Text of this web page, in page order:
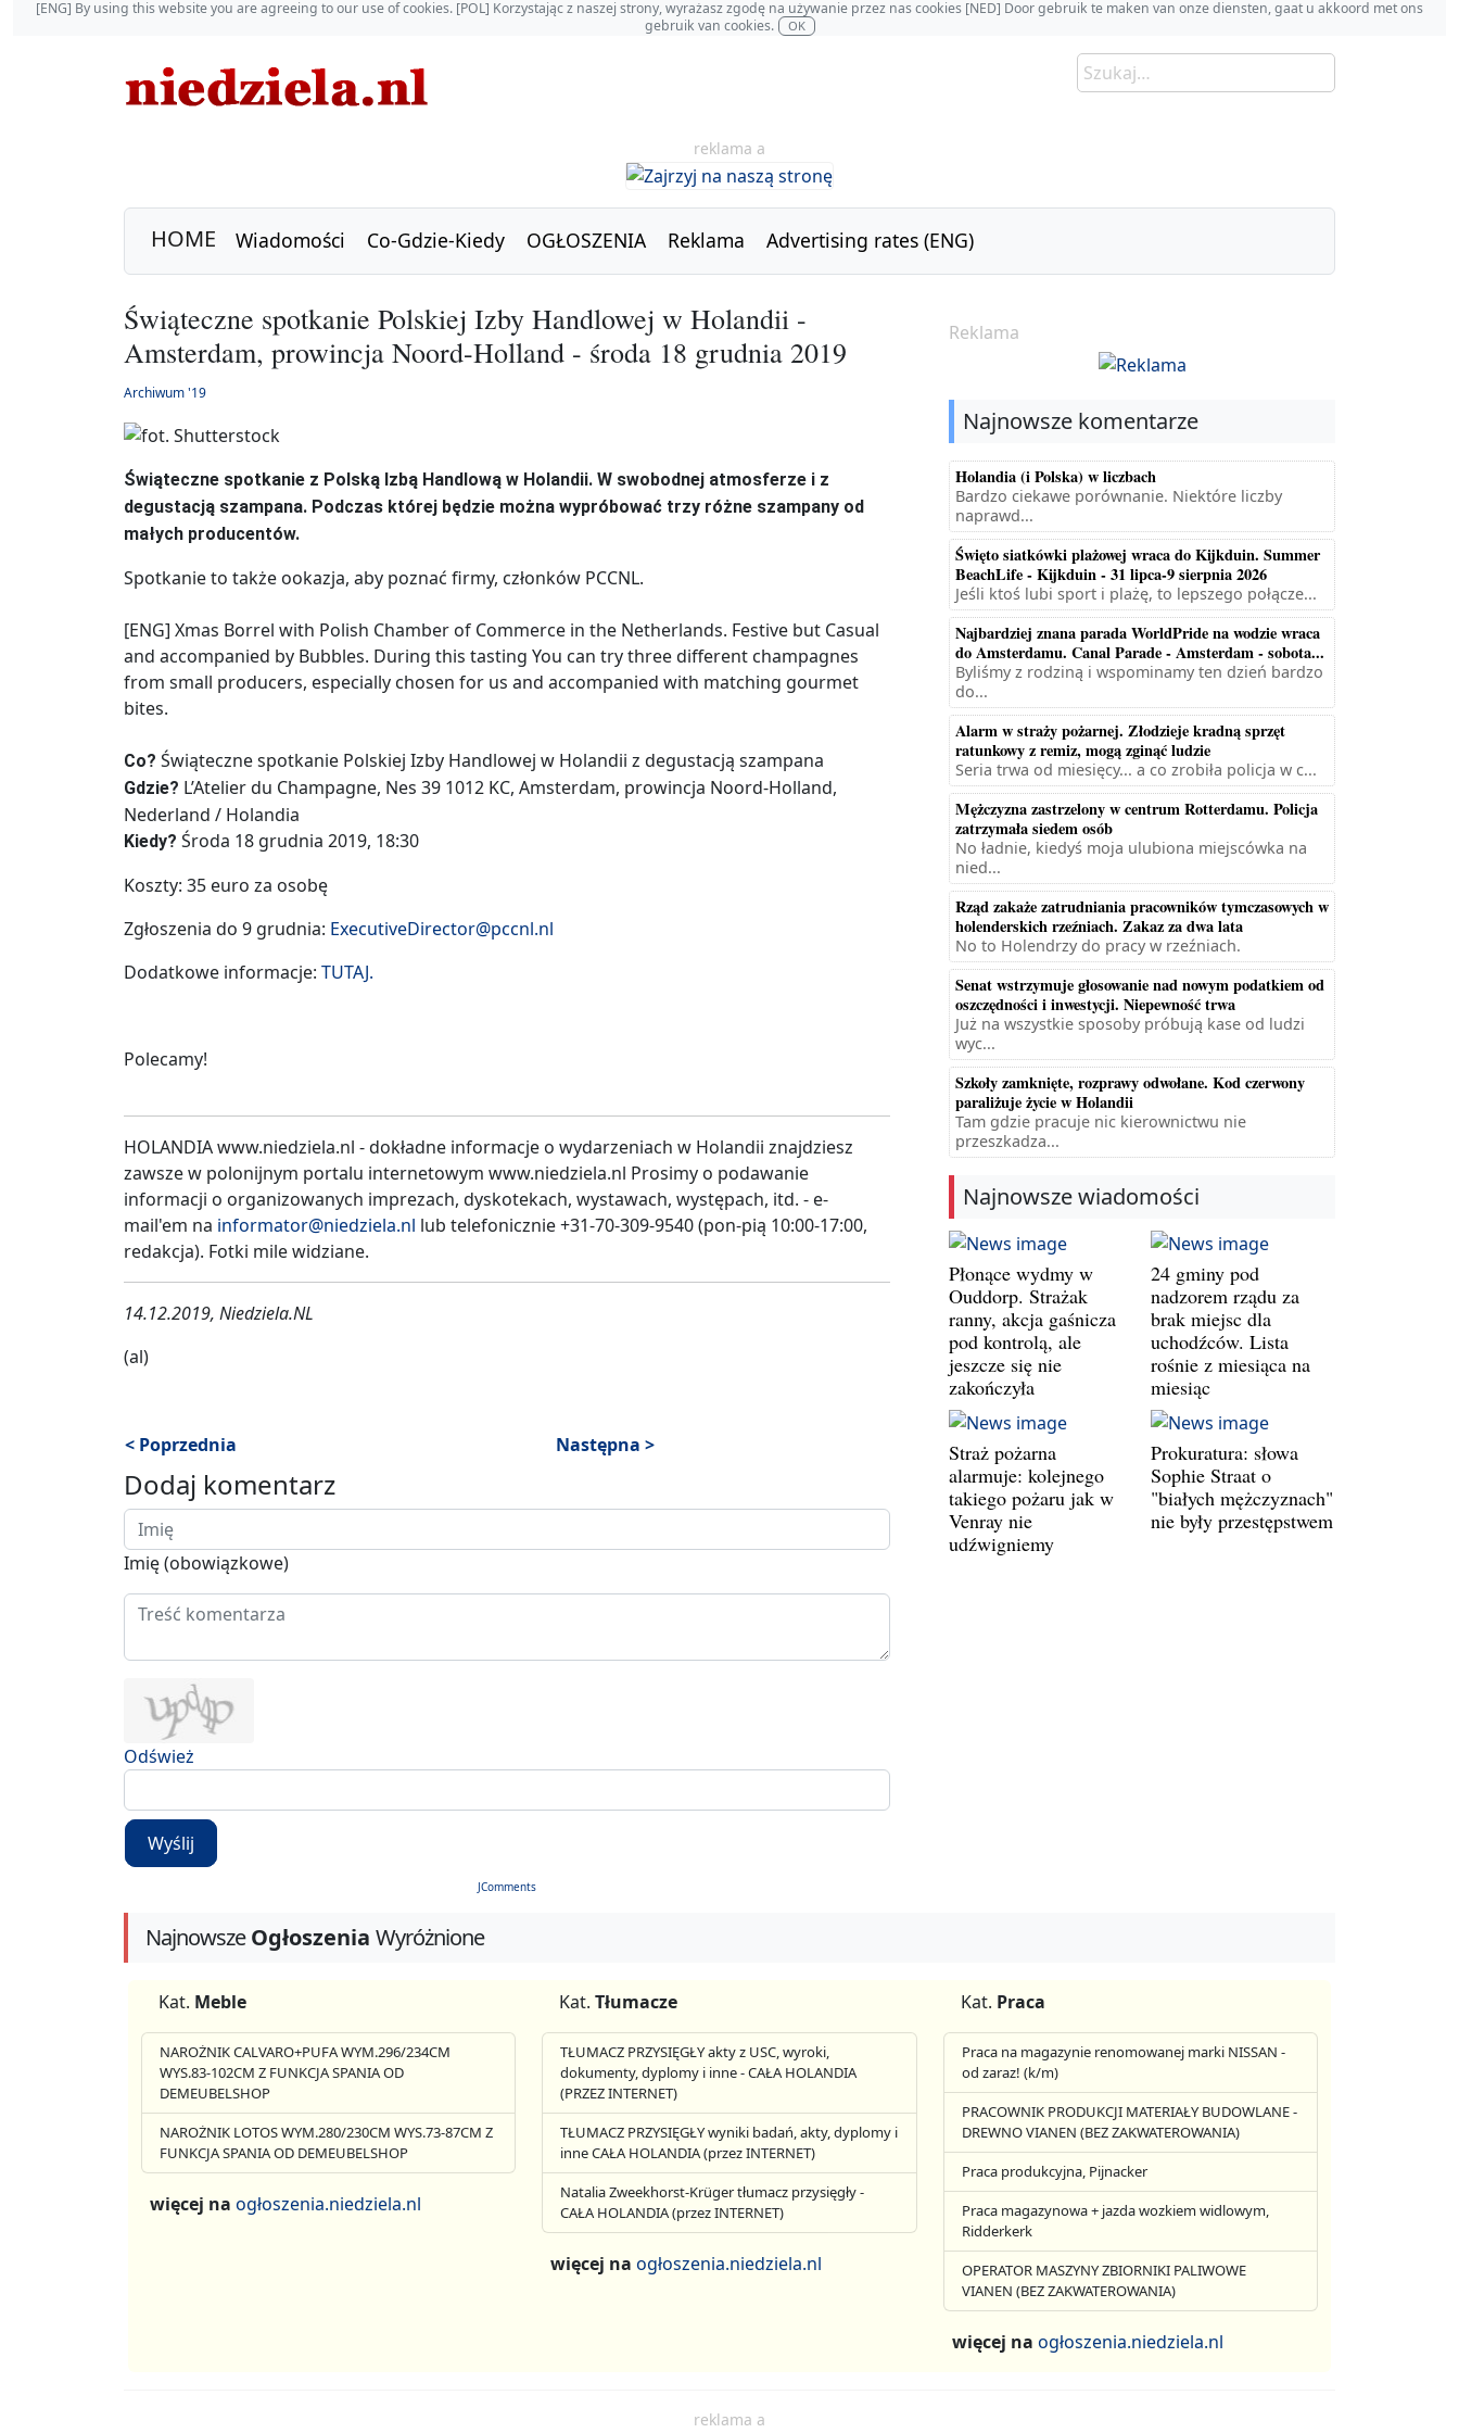
[ENG] By using this website you are agreeing to our use of cookies. [POL] Korzystając z naszej strony, wyrażasz zgodę na używanie przez nas cookies [NED] Door gebruik te maken van onze diensten, gaat u akkoord met ons
gebruik van cookies.
OK
reklama a
HOME Wiadomości Co-Gdzie-Kiedy OGŁOSZENIA Reklama Advertising rates (ENG)
Świąteczne spotkanie Polskiej Izby Handlowej w Holandii -
Amsterdam, prowincja Noord-Holland - środa 18 grudnia 2019
Archiwum '19
Świąteczne spotkanie z Polską Izbą Handlową w Holandii. W swobodnej atmosferze i z
degustacją szampana. Podczas której będzie można wypróbować trzy różne szampany od
małych producentów.
Spotkanie to także ookazja, aby poznać firmy, członków PCCNL.
[ENG] Xmas Borrel with Polish Chamber of Commerce in the Netherlands. Festive but Casual
and accompanied by Bubbles. During this tasting You can try three different champagnes
from small producers, especially chosen for us and accompanied with matching gourmet
bites.
Co? Świąteczne spotkanie Polskiej Izby Handlowej w Holandii z degustacją szampana
Gdzie? L’Atelier du Champagne, Nes 39 1012 KC, Amsterdam, prowincja Noord-Holland,
Nederland / Holandia
Kiedy? Środa 18 grudnia 2019, 18:30
Koszty: 35 euro za osobę
Zgłoszenia do 9 grudnia: ExecutiveDirector@pccnl.nl
Dodatkowe informacje: TUTAJ.
Polecamy!
HOLANDIA www.niedziela.nl - dokładne informacje o wydarzeniach w Holandii znajdziesz
zawsze w polonijnym portalu internetowym www.niedziela.nl Prosimy o podawanie
informacji o organizowanych imprezach, dyskotekach, wystawach, występach, itd. - e-
mail'em na informator@niedziela.nl lub telefonicznie +31-70-309-9540 (pon-pią 10:00-17:00,
redakcja). Fotki mile widziane.
14.12.2019, Niedziela.NL
(al)
< Poprzednia Następna >
Dodaj komentarz
Imię (obowiązkowe)
Odśwież
Wyślij
JComments
Reklama
Najnowsze komentarze
Holandia (i Polska) w liczbach
Bardzo ciekawe porównanie. Niektóre liczby
naprawd...
Święto siatkówki plażowej wraca do Kijkduin. Summer
BeachLife - Kijkduin - 31 lipca-9 sierpnia 2026
Jeśli ktoś lubi sport i plażę, to lepszego połącze...
Najbardziej znana parada WorldPride na wodzie wraca
do Amsterdamu. Canal Parade - Amsterdam - sobota...
Byliśmy z rodziną i wspominamy ten dzień bardzo
do...
Alarm w straży pożarnej. Złodzieje kradną sprzęt
ratunkowy z remiz, mogą zginąć ludzie
Seria trwa od miesięcy... a co zrobiła policja w c...
Mężczyzna zastrzelony w centrum Rotterdamu. Policja
zatrzymała siedem osób
No ładnie, kiedyś moja ulubiona miejscówka na
nied...
Rząd zakaże zatrudniania pracowników tymczasowych w
holenderskich rzeźniach. Zakaz za dwa lata
No to Holendrzy do pracy w rzeźniach.
Senat wstrzymuje głosowanie nad nowym podatkiem od
oszczędności i inwestycji. Niepewność trwa
Już na wszystkie sposoby próbują kase od ludzi
wyc...
Szkoły zamknięte, rozprawy odwołane. Kod czerwony
paraliżuje życie w Holandii
Tam gdzie pracuje nic kierownictwu nie
przeszkadza...
Najnowsze wiadomości
Płonące wydmy w
Ouddorp. Strażak
ranny, akcja gaśnicza
pod kontrolą, ale
jeszcze się nie
zakończyła
24 gminy pod
nadzorem rządu za
brak miejsc dla
uchodźców. Lista
rośnie z miesiąca na
miesiąc
Straż pożarna
alarmuje: kolejnego
takiego pożaru jak w
Venray nie
udźwigniemy
Prokuratura: słowa
Sophie Straat o
"białych mężczyznach"
nie były przestępstwem
NajnowszeOgłoszenia Wyróżnione
Kat. Meble
NAROŻNIK CALVARO+PUFA WYM.296/234CM
WYS.83-102CM Z FUNKCJA SPANIA OD
DEMEUBELSHOP
NAROŻNIK LOTOS WYM.280/230CM WYS.73-87CM Z
FUNKCJA SPANIA OD DEMEUBELSHOP
więcej na ogłoszenia.niedziela.nl
Kat. Tłumacze
TŁUMACZ PRZYSIĘGŁY akty z USC, wyroki,
dokumenty, dyplomy i inne - CAŁA HOLANDIA
(PRZEZ INTERNET)
TŁUMACZ PRZYSIĘGŁY wyniki badań, akty, dyplomy i
inne CAŁA HOLANDIA (przez INTERNET)
Natalia Zweekhorst-Krüger tłumacz przysięgły -
CAŁA HOLANDIA (przez INTERNET)
więcej naogłoszenia.niedziela.nl
Kat. Praca
Praca na magazynie renomowanej marki NISSAN -
od zaraz! (k/m)
PRACOWNIK PRODUKCJI MATERIAŁY BUDOWLANE -
DREWNO VIANEN (BEZ ZAKWATEROWANIA)
Praca produkcyjna, Pijnacker
Praca magazynowa + jazda wozkiem widlowym,
Ridderkerk
OPERATOR MASZYNY ZBIORNIKI PALIWOWE
VIANEN (BEZ ZAKWATEROWANIA)
więcej na ogłoszenia.niedziela.nl
reklama a